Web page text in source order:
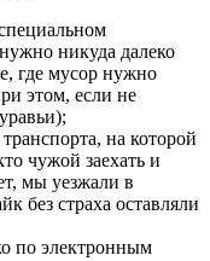
никуда далеко
где мусор нужно
этом, если не
на которой
чужой заехать и
мы уезжали в
без страха оставляли
по электронным